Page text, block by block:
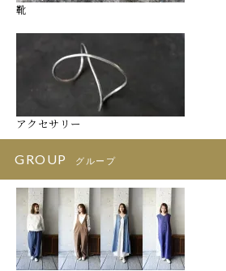
靴
アクセサリー
GROUP グループ